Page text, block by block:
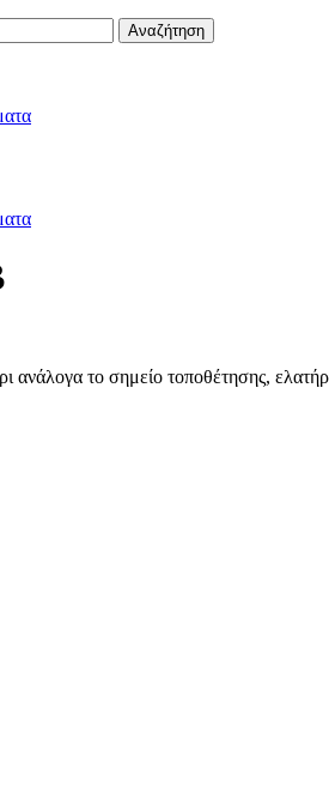
ανάλογα το σημείο τοποθέτησης,